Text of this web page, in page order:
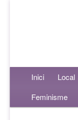
Menú principal
Aneu al
Aneu al
Inici Local
Feminisme